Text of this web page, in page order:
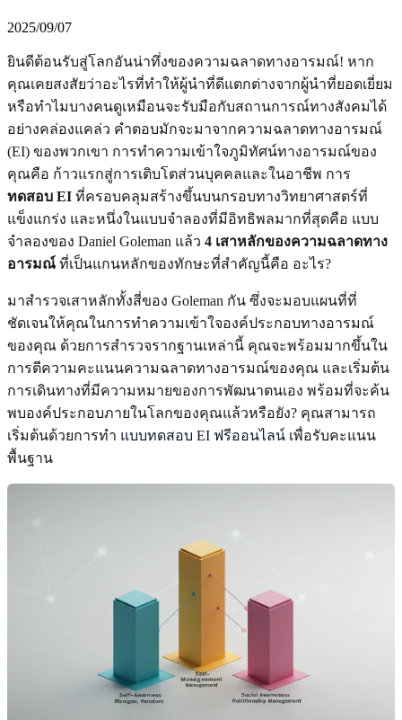
2025/09/07
ยินดีต้อนรับสู่โลกอันน่าทึ่งของความฉลาดทางอารมณ์! หาก
คุณเคยสงสัยว่าอะไรที่ทำให้ผู้นำที่ดีแตกต่างจากผู้นำที่ยอดเยี่ยม
หรือทำไมบางคนดูเหมือนจะรับมือกับสถานการณ์ทางสังคมได้
อย่างคล่องแคล่ว คำตอบมักจะมาจากความฉลาดทางอารมณ์
(EI) ของพวกเขา การทำความเข้าใจภูมิทัศน์ทางอารมณ์ของ
คุณคือ ก้าวแรกสู่การเติบโตส่วนบุคคลและในอาชีพ การ
ทดสอบ EI ที่ครอบคลุมสร้างขึ้นบนกรอบทางวิทยาศาสตร์ที่
แข็งแกร่ง และหนึ่งในแบบจำลองที่มีอิทธิพลมากที่สุดคือ แบบ
จำลองของ Daniel Goleman แล้ว 4 เสาหลักของความฉลาดทาง
อารมณ์ ที่เป็นแกนหลักของทักษะที่สำคัญนี้คือ อะไร?
มาสำรวจเสาหลักทั้งสี่ของ Goleman กัน ซึ่งจะมอบแผนที่ที่
ชัดเจนให้คุณในการทำความเข้าใจองค์ประกอบทางอารมณ์
ของคุณ ด้วยการสำรวจรากฐานเหล่านี้ คุณจะพร้อมมากขึ้นใน
การตีความคะแนนความฉลาดทางอารมณ์ของคุณ และเริ่มต้น
การเดินทางที่มีความหมายของการพัฒนาตนเอง พร้อมที่จะค้น
พบองค์ประกอบภายในโลกของคุณแล้วหรือยัง? คุณสามารถ
เริ่มต้นด้วยการทำ แบบทดสอบ EI ฟรีออนไลน์ เพื่อรับคะแนน
พื้นฐาน